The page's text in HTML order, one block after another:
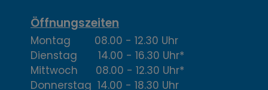
,
Ö
f
Öffnungszeiten
Montag 08.00 - 12.30 Uhr
Dienstag 14.00 - 16.30 Uhr*
Mittwoch 08.00 - 12.30 Uhr*
Donnerstag 14.00 - 18.30 Uhr